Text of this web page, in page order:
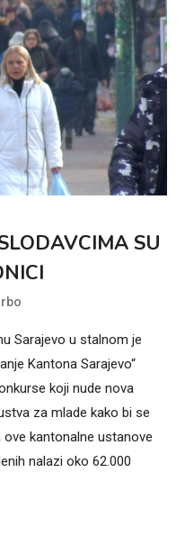
SU
Sarajevo u stalnom je
Kantona Sarajevo“
koji nude nova
za mlade kako bi se
kantonalne ustanove
nalazi oko 62.000